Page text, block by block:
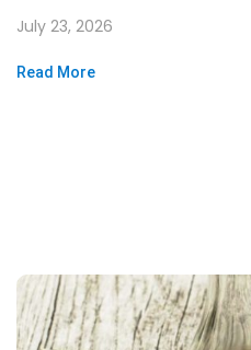
July 23, 2026
Read More